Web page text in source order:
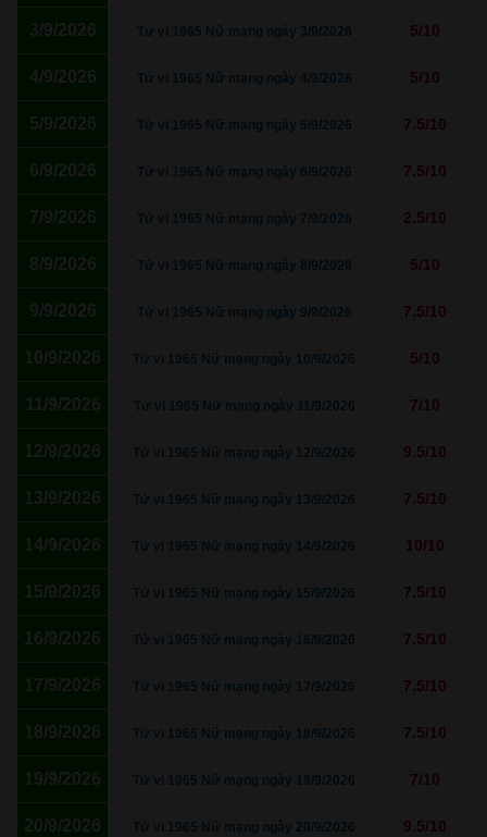
3/9/2026 Tử vi 1965 Nữ mạng ngày 3/9/2026 5/10
4/9/2026 Tử vi 1965 Nữ mạng ngày 4/9/2026 5/10
5/9/2026 Tử vi 1965 Nữ mạng ngày 5/9/2026 7.5/10
6/9/2026 Tử vi 1965 Nữ mạng ngày 6/9/2026 7.5/10
7/9/2026 Tử vi 1965 Nữ mạng ngày 7/9/2026 2.5/10
8/9/2026 Tử vi 1965 Nữ mạng ngày 8/9/2026 5/10
9/9/2026 Tử vi 1965 Nữ mạng ngày 9/9/2026 7.5/10
10/9/2026 Tử vi 1965 Nữ mạng ngày 10/9/2026 5/10
11/9/2026 Tử vi 1965 Nữ mạng ngày 11/9/2026 7/10
12/9/2026 Tử vi 1965 Nữ mạng ngày 12/9/2026 9.5/10
13/9/2026 Tử vi 1965 Nữ mạng ngày 13/9/2026 7.5/10
14/9/2026 Tử vi 1965 Nữ mạng ngày 14/9/2026 10/10
15/9/2026 Tử vi 1965 Nữ mạng ngày 15/9/2026 7.5/10
16/9/2026 Tử vi 1965 Nữ mạng ngày 16/9/2026 7.5/10
17/9/2026 Tử vi 1965 Nữ mạng ngày 17/9/2026 7.5/10
18/9/2026 Tử vi 1965 Nữ mạng ngày 18/9/2026 7.5/10
19/9/2026 Tử vi 1965 Nữ mạng ngày 19/9/2026 7/10
20/9/2026 Tử vi 1965 Nữ mạng ngày 20/9/2026 9.5/10